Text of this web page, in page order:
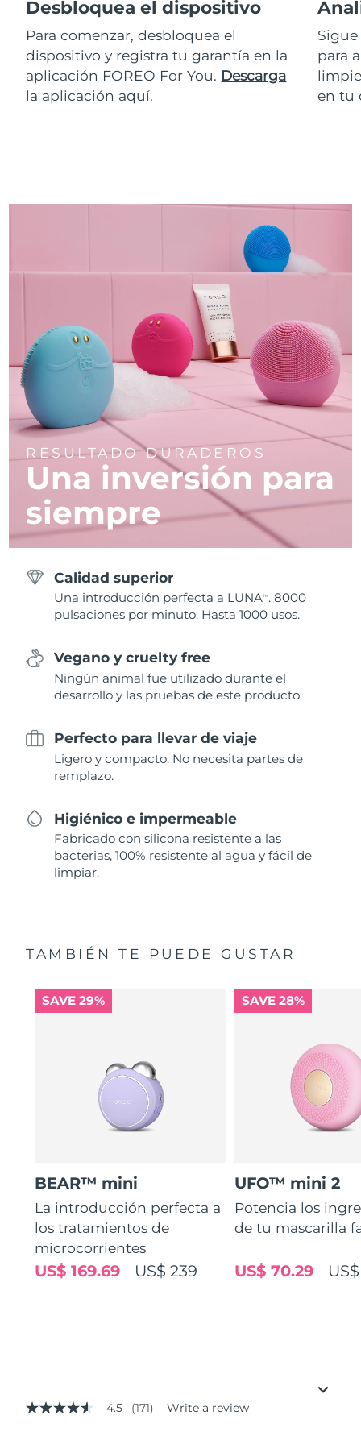
Desbloquea el dispositivo
Para comenzar, desbloquea el
dispositivo y registra tu garantía en la
aplicación FOREO For You. Descarga
la aplicación aquí.
para
en tu
RESULTADO DURADEROS
Una inversión para
siempre
Calidad superior
Una introducción perfecta a LUNATM . 8000
pulsaciones por minuto. Hasta 1000 usos.
Vegano y cruelty free
Ningún animal fue utilizado durante el
desarrollo y las pruebas de este producto.
Perfecto para llevar de viaje
Ligero y compacto. No necesita partes de
remplazo.
Higiénico e impermeable
Fabricado con silicona resistente a las
bacterias, 100% resistente al agua y fácil de
limpiar.
TAMBIÉN TE PUEDE GUSTAR
SAVE 29%
BEAR™ mini
La introducción perfecta a
los tratamientos de
microcorrientes
US$ 239
US$ 169.69
SAVE 28%
UFO™ mini 2
Potencia los
de tu mascarilla
US$ 70.29
4.5
4.5 (171) Write a review